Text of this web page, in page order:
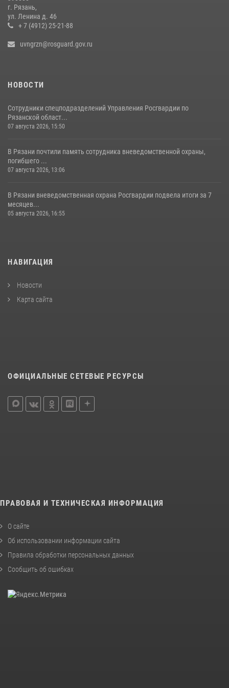
Рязанским росгвардейцам провели лекции о Крещении Руси
28 июля 2026, 09:22
г. Рязань,
ул. Ленина д. 46
+ 7 (4912) 25-21-88
uvngrzn@rosguard.gov.ru
НОВОСТИ
Сотрудники спецподразделений Управления Росгвардии по
Рязанской област...
07 августа 2026, 15:50
В Рязани почтили память сотрудника вневедомственной охраны,
погибшего ...
07 августа 2026, 13:06
В Рязани вневедомственная охрана Росгвардии подвела итоги за 7
месяцев...
05 августа 2026, 16:55
НАВИГАЦИЯ
Новости
Карта сайта
ОФИЦИАЛЬНЫЕ СЕТЕВЫЕ РЕСУРСЫ
ПРАВОВАЯ И ТЕХНИЧЕСКАЯ ИНФОРМАЦИЯ
О сайте
Об использовании информации сайта
Правила обработки персональных данных
Сообщить об ошибках